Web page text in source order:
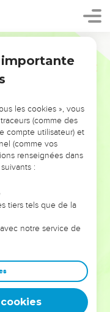
!
VOUS ÉVITER LES
les doutes, les erreurs
alors même que ce
et responsables
afin que leurs erreurs
un ministère, une
expérience est faite
les cookies », vous
(comme des
compte utilisateur) et
(comme vos
renseignées dans
:
tiers tels que de la
notre service de